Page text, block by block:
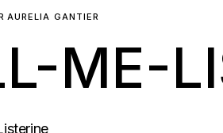
AURELIA GANTIER
ME-